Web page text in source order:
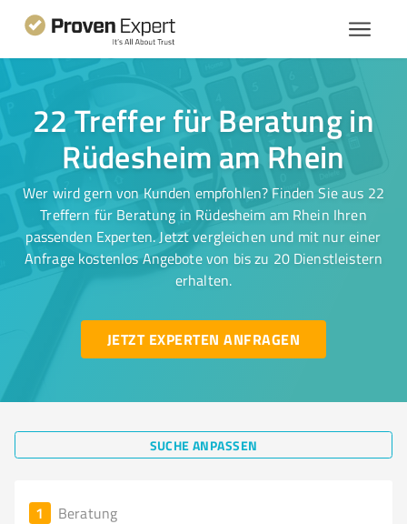
22 Treffer für Beratung in
Rüdesheim am Rhein
Wer wird gern von Kunden empfohlen? Finden Sie aus 22
Treffern für Beratung in Rüdesheim am Rhein Ihren
passenden Experten. Jetzt vergleichen und mit nur einer
Anfrage kostenlos Angebote von bis zu 20 Dienstleistern
erhalten.
JETZT EXPERTEN ANFRAGEN
SUCHE ANPASSEN
1 Beratung